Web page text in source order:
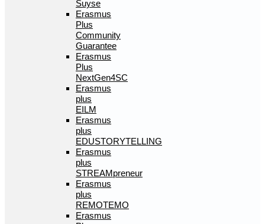
Suyse
Erasmus
Plus
Community
Guarantee
Erasmus
Plus
NextGen4SC
Erasmus
plus
EILM
Erasmus
plus
EDUSTORYTELLING
Erasmus
plus
STREAMpreneur
Erasmus
plus
REMOTEMO
Erasmus